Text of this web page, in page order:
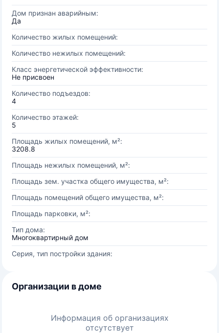
Дом признан аварийным:
Да
Количество жилых помещений:
Количество нежилых помещений:
Класс энергетической эффективности:
Не присвоен
Количество подъездов:
4
Количество этажей:
5
Площадь жилых помещений, м²:
3208.8
Площадь нежилых помещений, м²:
Площадь зем. участка общего имущества, м²:
Площадь помещений общего имущества, м²:
Площадь парковки, м²:
Тип дома:
Многоквартирный дом
Серия, тип постройки здания:
Организации в доме
Информация об организациях
отсутствует